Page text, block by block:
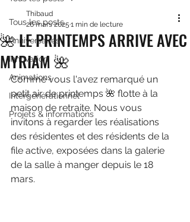
Tous les posts
Anniversaires
Innovation
Animations
Intergénérationnel
Projets & informations
🌺 LE PRINTEMPS ARRIVE AVEC
MYRIAM 🌺
Thibaud
26 mars 2025 1 min de lecture
Comme vous l'avez remarqué un
petit air de printemps 🌺 flotte à la
maison de retraite. Nous vous
invitons à regarder les réalisations
des résidentes et des résidents de la
file active, exposées dans la galerie
de la salle à manger depuis le 18
mars.